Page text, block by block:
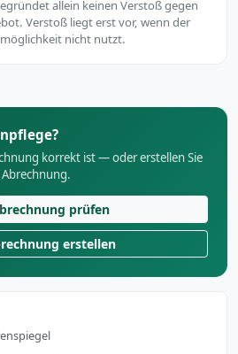
allein keinen Verstoß gegen
Verstoß liegt erst vor, wenn der
nicht nutzt.
korrekt ist — oder erstellen Sie
prüfen
erstellen